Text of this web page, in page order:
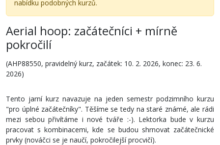
nabídku podobných kurzů.
Aerial hoop: začátečníci + mírně
pokročilí
(AHP88550, pravidelný kurz, začátek: 10. 2. 2026, konec: 23. 6.
2026)
Tento jarní kurz navazuje na jeden semestr podzimního kurzu
"pro úplné začátečníky". Těšíme se tedy na staré známé, ale rádi
mezi sebou přivítáme i nové tváře :-). Lektorka bude v kurzu
pracovat s kombinacemi, kde se budou shrnovat začátečnické
prvky (nováčci se je naučí, pokročilejší procvičí).